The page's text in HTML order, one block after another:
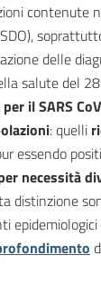
contenute
delle
salute del
il SARS
: quelli
essendo
necessità
distinzione